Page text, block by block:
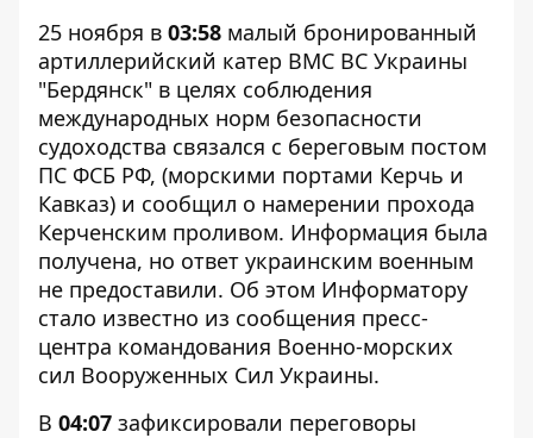
25 ноября в 03:58 малый бронированный
артиллерийский катер ВМС ВС Украины
"Бердянск" в целях соблюдения
международных норм безопасности
судоходства связался с береговым постом
ПС ФСБ РФ, (морскими портами Керчь и
Кавказ) и сообщил о намерении прохода
Керченским проливом. Информация была
получена, но ответ украинским военным
не предоставили. Об этом Информатору
стало известно из сообщения пресс-
центра командования Военно-морских
сил Вооруженных Сил Украины.
В 04:07 зафиксировали переговоры